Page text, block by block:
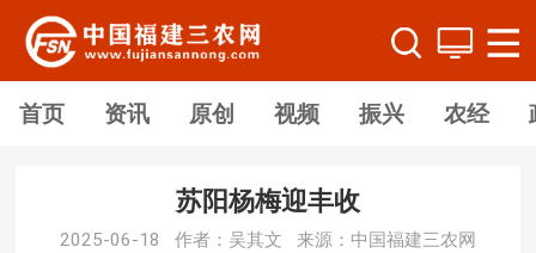
首页 资讯 原创 视频 振兴 农经
苏阳杨梅迎丰收
2025-06-18 作者：吴其文 来源：中国福建三农网